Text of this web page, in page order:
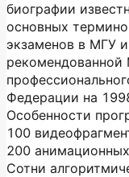
биографии
основных
экзаменов в МГУ
Федерации на
Особенности
100
200
Сотни